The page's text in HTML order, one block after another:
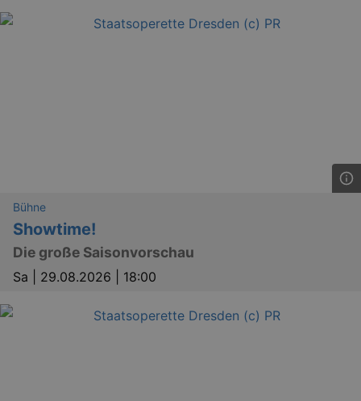
Bühne
Showtime!
Die große Saisonvorschau
Sa | 29.08.2026 | 18:00